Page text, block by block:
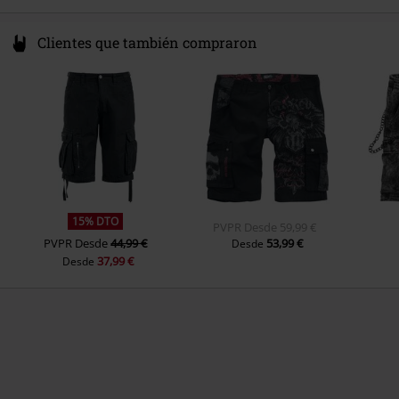
Clientes que también compraron
15% DTO
PVPR Desde44,99 €
Desde 37,99 €
PVPR Desde 59,99 €
Desde 53,99 €